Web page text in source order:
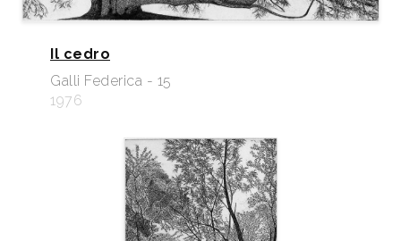
Il cedro
Galli Federica - 15
1976